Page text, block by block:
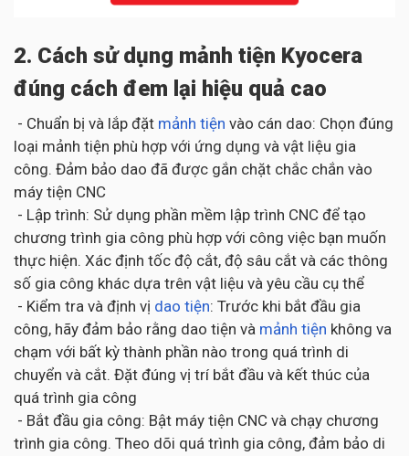
2. Cách sử dụng mảnh tiện Kyocera
đúng cách đem lại hiệu quả cao
- Chuẩn bị và lắp đặt mảnh tiện vào cán dao: Chọn đúng
loại mảnh tiện phù hợp với ứng dụng và vật liệu gia
công. Đảm bảo dao đã được gắn chặt chắc chắn vào
máy tiện CNC
- Lập trình: Sử dụng phần mềm lập trình CNC để tạo
chương trình gia công phù hợp với công việc bạn muốn
thực hiện. Xác định tốc độ cắt, độ sâu cắt và các thông
số gia công khác dựa trên vật liệu và yêu cầu cụ thể
- Kiểm tra và định vị dao tiện: Trước khi bắt đầu gia
công, hãy đảm bảo rằng dao tiện và mảnh tiện không va
chạm với bất kỳ thành phần nào trong quá trình di
chuyển và cắt. Đặt đúng vị trí bắt đầu và kết thúc của
quá trình gia công
- Bắt đầu gia công: Bật máy tiện CNC và chạy chương
trình gia công. Theo dõi quá trình gia công, đảm bảo di